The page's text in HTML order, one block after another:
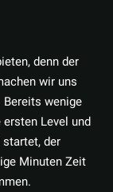
denn der
wir uns
wenige
Level und
der
Minuten Zeit